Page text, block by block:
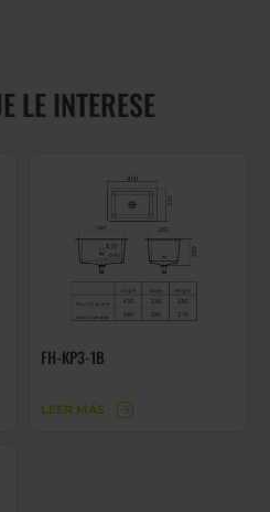
LE INTERESE
FH-KP3-1B
LEER MÁS